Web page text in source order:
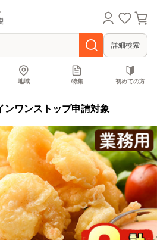
詳細検索
地域 特集 初めての方
ンワンストップ申請対象